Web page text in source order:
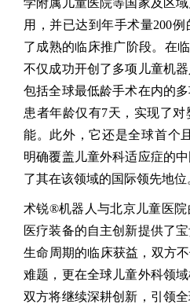
用，并已达到年手术量200
了成熟的临床推广阶段。在
不仅成功开创了多项儿童机
包括全球最低龄手术在内的
患者年龄仅有7天，实现了
能。此外，它还是全球首个
明确覆盖儿童外科适应症的
了其在该领域的国际领先地位
术锐®机器人与北京儿童医
医疗装备的自主创新提供了
生命周期的临床获益，双方
难题，更在全球儿童外科领
双方将继续深耕创新，引领